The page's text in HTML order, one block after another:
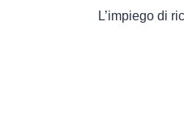
L’impiego di